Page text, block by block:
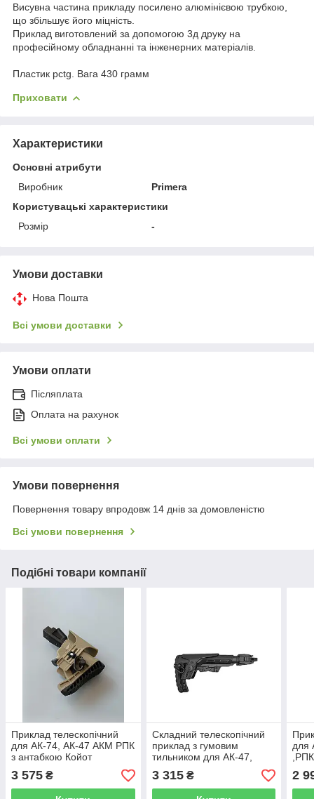
Висувна частина прикладу посилено алюмінієвою трубкою,
що збільшує його міцність.
Приклад виготовлений за допомогою 3д друку на
професійному обладнанні та інженерних матеріалів.
Пластик pctg. Вага 430 грамм
Приховати
Характеристики
Основні атрибути
Виробник
Primera
Користувацькі характеристики
Розмір
-
Умови доставки
Нова Пошта
Всі умови доставки
Умови оплати
Післяплата
Оплата на рахунок
Всі умови оплати
Умови повернення
Повернення товару впродовж 14 днів за домовленістю
Всі умови повернення
Подібні товари компанії
Приклад телескопічний
для АК-74, АК-47 АКМ РПК
з антабкою Койот
3 575 ₴
Складний телескопічний
приклад з гумовим
тильником для АК-47,
АК-74 ,АКМ , з Антабкою
Чорний
3 315₴
для
2